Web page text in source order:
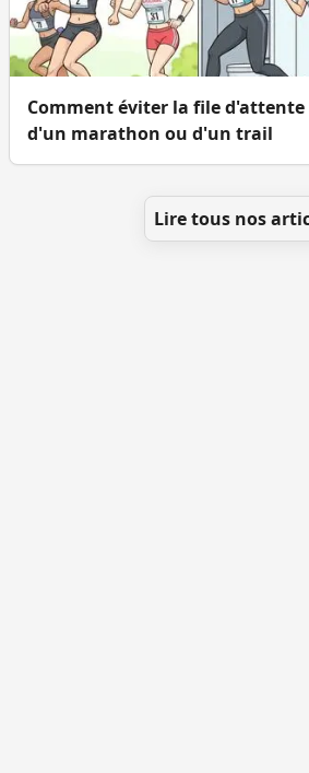
Comment éviter la file
d'un marathon ou d'un trail
Lire tous nos